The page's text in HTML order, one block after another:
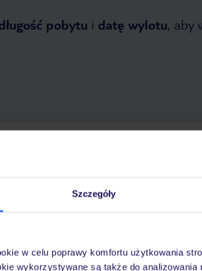
Szczegóły
w celu poprawy komfortu użytkowania
wykorzystywane są także do analizowania
pobytu i datę wylotu, aby
wakacjach 24/7